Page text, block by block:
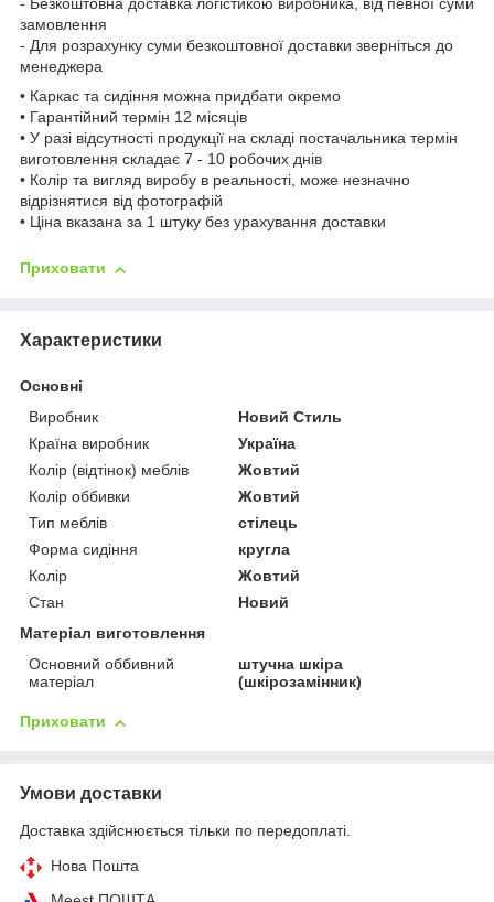
- Безкоштовна доставка логістикою виробника, від певної суми
замовлення
- Для розрахунку суми безкоштовної доставки зверніться до
менеджера
• Каркас та сидіння можна придбати окремо
• Гарантійний термін 12 місяців
• У разі відсутності продукції на складі постачальника термін
виготовлення складає 7 - 10 робочих днів
• Колір та вигляд виробу в реальності, може незначно
відрізнятися від фотографій
• Ціна вказана за 1 штуку без урахування доставки
Приховати
Характеристики
Основні
Виробник
Новий Стиль
Країна виробник
Україна
Колір (відтінок) меблів
Жовтий
Колір оббивки
Жовтий
Тип меблів
стілець
Форма сидіння
кругла
Колір
Жовтий
Стан
Новий
Матеріал виготовлення
Основний оббивний
матеріал
штучна шкіра
(шкірозамінник)
Приховати
Умови доставки
Доставка здійснюється тільки по передоплаті.
Нова Пошта